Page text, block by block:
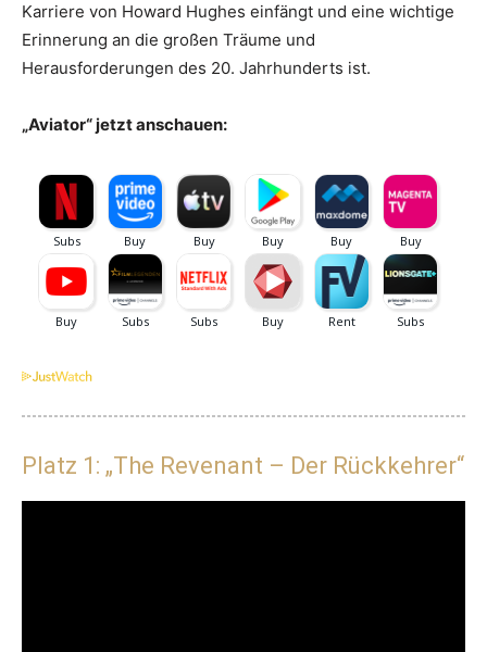
Karriere von Howard Hughes einfängt und eine wichtige
Erinnerung an die großen Träume und
Herausforderungen des 20. Jahrhunderts ist.
„Aviator“ jetzt anschauen:
Platz 1: „The Revenant – Der Rückkehrer“